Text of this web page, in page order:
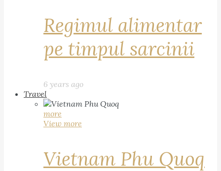
Regimul alimentar
pe timpul sarcinii
6 years ago
Travel
more
View more
Vietnam Phu Quoq